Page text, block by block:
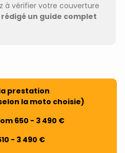
à vérifier votre couverture
rédigé un guide complet
prestation
la moto choisie)
650 - 3 490 €
- 3 490 €